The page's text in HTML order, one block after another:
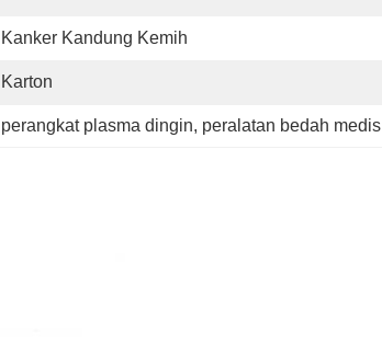
Kanker Kandung Kemih
Karton
perangkat plasma dingin, peralatan bedah medis